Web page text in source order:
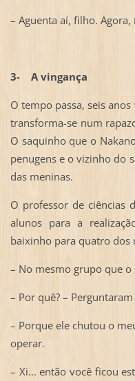
– Aguenta aí, filho.
3- A vingança
O tempo passa, seis anos
transforma-se num
O saquinho que o
penugens e o vizinho do
das meninas.
O professor de ciências
alunos para a
baixinho para quatro dos
– No mesmo grupo que o
– Por quê? –
– Porque ele chutou o
operar.
– Xi... então você ficou